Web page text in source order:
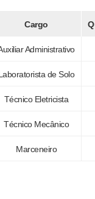
Cargo
Administrativo
de Solo
Técnico Eletricista
Técnico Mecânico
Marceneiro